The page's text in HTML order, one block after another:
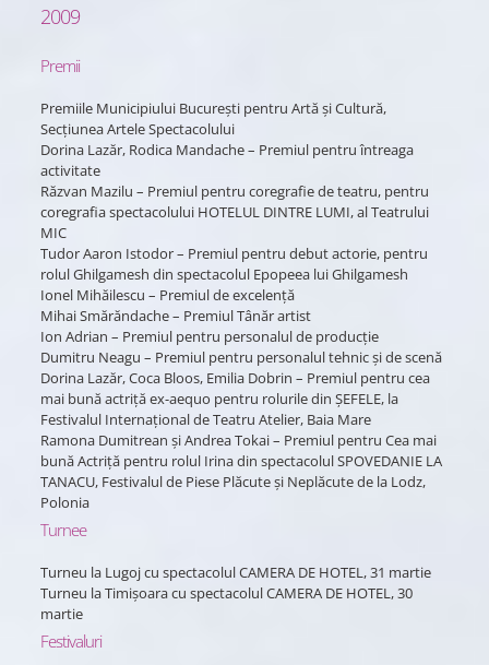
2009
Premii
Premiile Municipiului București pentru Artă și Cultură,
Secțiunea Artele Spectacolului
Dorina Lazăr, Rodica Mandache – Premiul pentru întreaga
activitate
Răzvan Mazilu – Premiul pentru coregrafie de teatru, pentru
coregrafia spectacolului HOTELUL DINTRE LUMI, al Teatrului
MIC
Tudor Aaron Istodor – Premiul pentru debut actorie, pentru
rolul Ghilgamesh din spectacolul Epopeea lui Ghilgamesh
Ionel Mihăilescu – Premiul de excelență
Mihai Smărăndache – Premiul Tânăr artist
Ion Adrian – Premiul pentru personalul de producție
Dumitru Neagu – Premiul pentru personalul tehnic și de scenă
Dorina Lazăr, Coca Bloos, Emilia Dobrin – Premiul pentru cea
mai bună actriță ex-aequo pentru rolurile din ȘEFELE, la
Festivalul Internațional de Teatru Atelier, Baia Mare
Ramona Dumitrean și Andrea Tokai – Premiul pentru Cea mai
bună Actriță pentru rolul Irina din spectacolul SPOVEDANIE LA
TANACU, Festivalul de Piese Plăcute și Neplăcute de la Lodz,
Polonia
Turnee
Turneu la Lugoj cu spectacolul CAMERA DE HOTEL, 31 martie
Turneu la Timișoara cu spectacolul CAMERA DE HOTEL, 30
martie
Festivaluri